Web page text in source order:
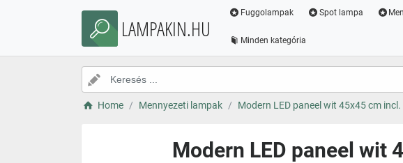
LAMPAKIN.HU
Fuggolampak Spot lampa
Minden kategória
Home Mennyezeti lampak Modern LED paneel wit 45x45 cm
Modern LED paneel wit